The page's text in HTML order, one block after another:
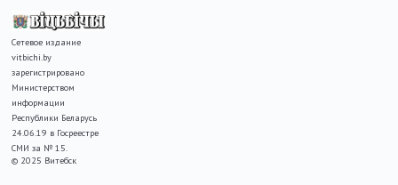
Сетевое издание
vitbichi.by
зарегистрировано
Министерством
информации
Республики Беларусь
24.06.19 в Госреестре
СМИ за № 15.
© 2025 Витебск